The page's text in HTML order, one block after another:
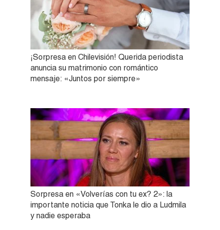
¡Sorpresa en Chilevisión! Querida periodista
anuncia su matrimonio con romántico
mensaje: «Juntos por siempre»
Sorpresa en «Volverías con tu ex? 2»: la
importante noticia que Tonka le dio a Ludmila
y nadie esperaba